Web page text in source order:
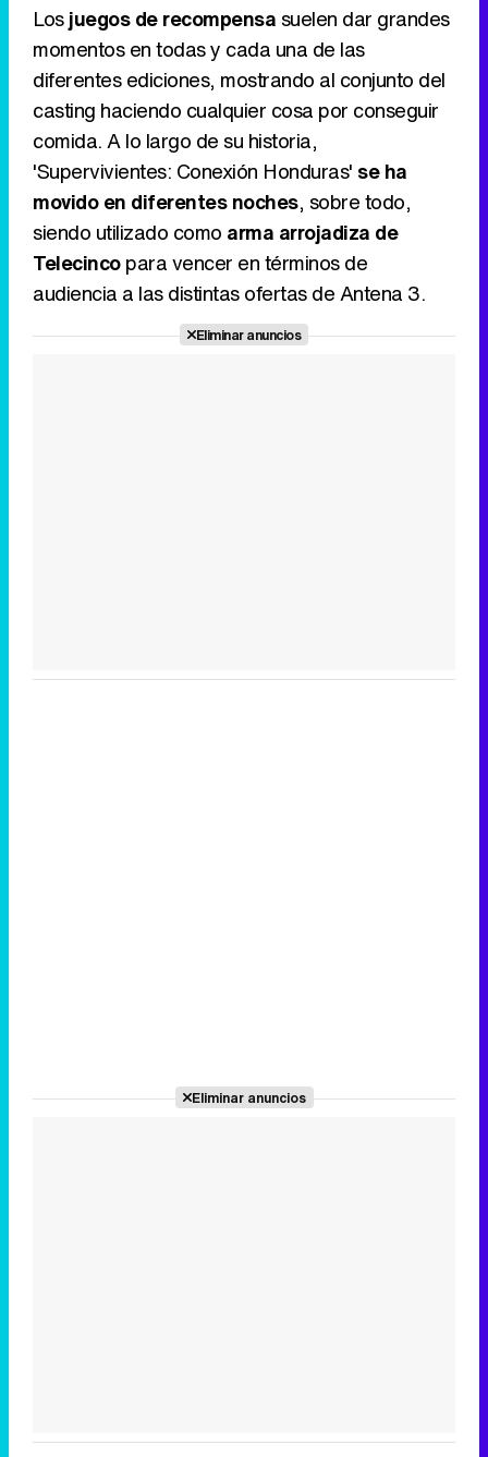
Losjuegos de recompensa suelen dar grandes
momentos en todas y cada una de las
diferentes ediciones, mostrando al conjunto del
casting haciendo cualquier cosa por conseguir
comida. A lo largo de su historia,
'Supervivientes: Conexión Honduras' se ha
movido en diferentes noches, sobre todo,
siendo utilizado como arma arrojadiza de
Telecincopara vencer en términos de
audiencia a las distintas ofertas de Antena 3.
Eliminar anuncios
Eliminar anuncios